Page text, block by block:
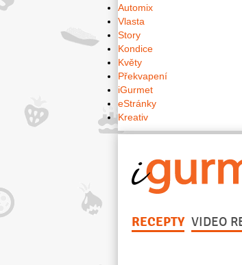
Automix
Vlasta
Story
Kondice
Květy
Překvapení
iGurmet
eStránky
Kreativ
RECEPTY VIDEO